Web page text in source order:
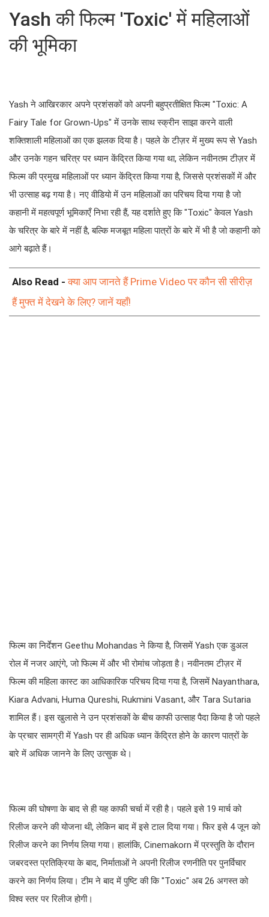
Yash की फिल्म 'Toxic' में महिलाओं
की भूमिका
Yash ने आखिरकार अपने प्रशंसकों को अपनी बहुप्रतीक्षित फिल्म "Toxic: A
Fairy Tale for Grown-Ups" में उनके साथ स्क्रीन साझा करने वाली
शक्तिशाली महिलाओं का एक झलक दिया है। पहले के टीज़र में मुख्य रूप से Yash
और उनके गहन चरित्र पर ध्यान केंद्रित किया गया था, लेकिन नवीनतम टीज़र में
फिल्म की प्रमुख महिलाओं पर ध्यान केंद्रित किया गया है, जिससे प्रशंसकों में और
भी उत्साह बढ़ गया है। नए वीडियो में उन महिलाओं का परिचय दिया गया है जो
कहानी में महत्वपूर्ण भूमिकाएँ निभा रही हैं, यह दर्शाते हुए कि "Toxic" केवल Yash
के चरित्र के बारे में नहीं है, बल्कि मजबूत महिला पात्रों के बारे में भी है जो कहानी को
आगे बढ़ाते हैं।
Also Read -क्या आप जानते हैं Prime Video पर कौन सी सीरीज़
हैं मुफ्त में देखने के लिए? जानें यहाँ!
फिल्म का निर्देशन Geethu Mohandas ने किया है, जिसमें Yash एक डुअल
रोल में नजर आएंगे, जो फिल्म में और भी रोमांच जोड़ता है। नवीनतम टीज़र में
फिल्म की महिला कास्ट का आधिकारिक परिचय दिया गया है, जिसमें Nayanthara,
Kiara Advani, Huma Qureshi, Rukmini Vasant, और Tara Sutaria
शामिल हैं। इस खुलासे ने उन प्रशंसकों के बीच काफी उत्साह पैदा किया है जो पहले
के प्रचार सामग्री में Yash पर ही अधिक ध्यान केंद्रित होने के कारण पात्रों के
बारे में अधिक जानने के लिए उत्सुक थे।
फिल्म की घोषणा के बाद से ही यह काफी चर्चा में रही है। पहले इसे 19 मार्च को
रिलीज करने की योजना थी, लेकिन बाद में इसे टाल दिया गया। फिर इसे 4 जून को
रिलीज करने का निर्णय लिया गया। हालांकि, Cinemakorn में प्रस्तुति के दौरान
जबरदस्त प्रतिक्रिया के बाद, निर्माताओं ने अपनी रिलीज रणनीति पर पुनर्विचार
करने का निर्णय लिया। टीम ने बाद में पुष्टि की कि "Toxic" अब 26 अगस्त को
विश्व स्तर पर रिलीज होगी।